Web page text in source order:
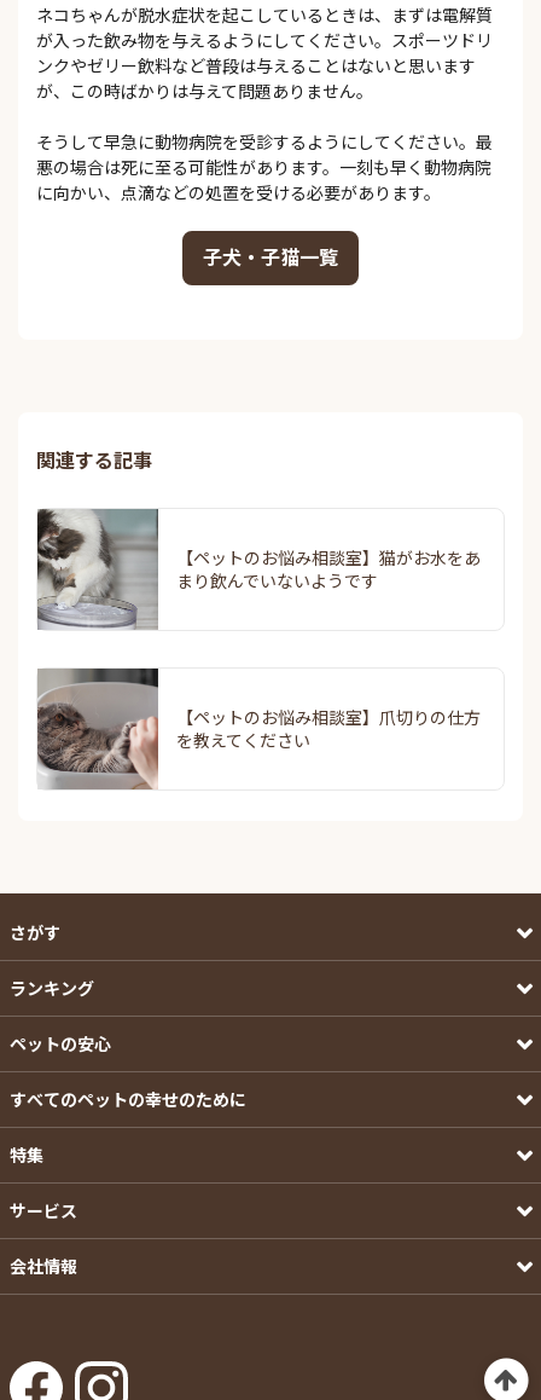
ネコちゃんが脱水症状を起こしているときは、まずは電解質
が入った飲み物を与えるようにしてください。スポーツドリ
ンクやゼリー飲料など普段は与えることはないと思います
が、この時ばかりは与えて問題ありません。
そうして早急に動物病院を受診するようにしてください。最
悪の場合は死に至る可能性があります。一刻も早く動物病院
に向かい、点滴などの処置を受ける必要があります。
子犬・子猫一覧
関連する記事
【ペットのお悩み相談室】猫がお水をあ
まり飲んでいないようです
【ペットのお悩み相談室】爪切りの仕方
を教えてください
さがす
ランキング
ペットの安心
すべてのペットの幸せのために
特集
サービス
会社情報